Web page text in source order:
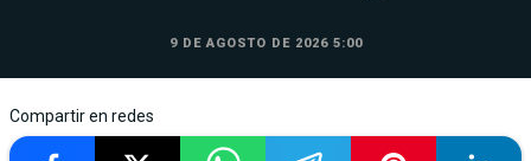
9 DE AGOSTO DE 2026 5:00
Compartir en redes